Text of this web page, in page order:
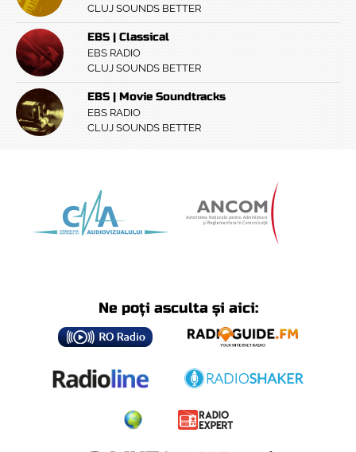
CLUJ SOUNDS BETTER
EBS | Classical
EBS RADIO
CLUJ SOUNDS BETTER
EBS | Movie Soundtracks
EBS RADIO
CLUJ SOUNDS BETTER
Ne poți asculta și aici: